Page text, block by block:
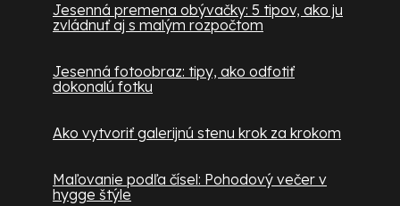
Jesenná premena obývačky: 5 tipov, ako ju
zvládnuť aj s malým rozpočtom
Jesenná fotoobraz: tipy, ako odfotiť
dokonalú fotku
Ako vytvoriť galerijnú stenu krok za krokom
Maľovanie podľa čísel: Pohodový večer v
hygge štýle